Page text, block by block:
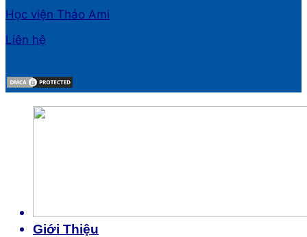
Học viện Thảo Ami
Liên hệ
Giới Thiệu